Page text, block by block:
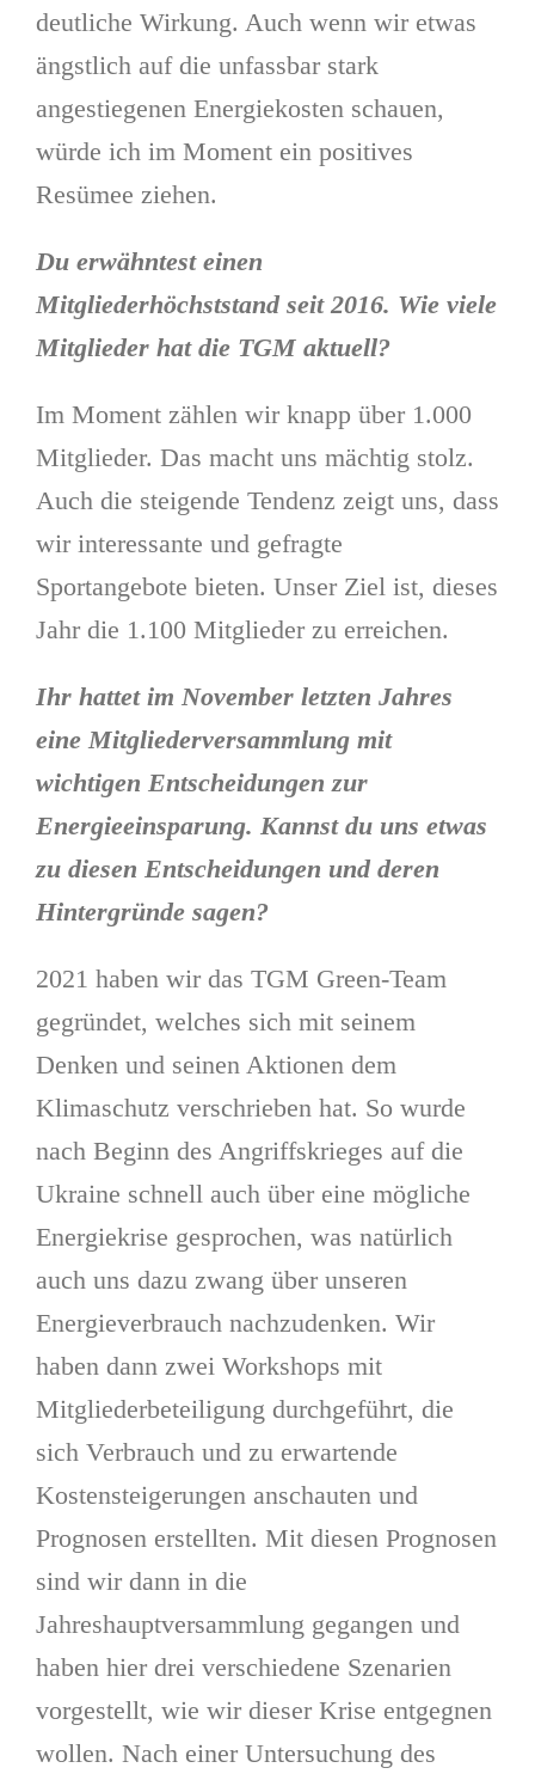
deutliche Wirkung. Auch wenn wir etwas
ängstlich auf die unfassbar stark
angestiegenen Energiekosten schauen,
würde ich im Moment ein positives
Resümee ziehen.
Du erwähntest einen
Mitgliederhöchststand seit 2016. Wie viele
Mitglieder hat die TGM aktuell?
Im Moment zählen wir knapp über 1.000
Mitglieder. Das macht uns mächtig stolz.
Auch die steigende Tendenz zeigt uns, dass
wir interessante und gefragte
Sportangebote bieten. Unser Ziel ist, dieses
Jahr die 1.100 Mitglieder zu erreichen.
Ihr hattet im November letzten Jahres
eine Mitgliederversammlung mit
wichtigen Entscheidungen zur
Energieeinsparung. Kannst du uns etwas
zu diesen Entscheidungen und deren
Hintergründe sagen?
2021 haben wir das TGM Green-Team
gegründet, welches sich mit seinem
Denken und seinen Aktionen dem
Klimaschutz verschrieben hat. So wurde
nach Beginn des Angriffskrieges auf die
Ukraine schnell auch über eine mögliche
Energiekrise gesprochen, was natürlich
auch uns dazu zwang über unseren
Energieverbrauch nachzudenken. Wir
haben dann zwei Workshops mit
Mitgliederbeteiligung durchgeführt, die
sich Verbrauch und zu erwartende
Kostensteigerungen anschauten und
Prognosen erstellten. Mit diesen Prognosen
sind wir dann in die
Jahreshauptversammlung gegangen und
haben hier drei verschiedene Szenarien
vorgestellt, wie wir dieser Krise entgegnen
wollen. Nach einer Untersuchung des